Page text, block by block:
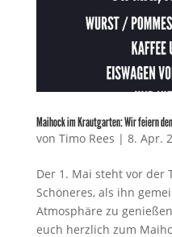
Maihock im Krautgarten: Wir feiern
von Timo Rees | 8. Apr.
Der 1. Mai steht vor der
Schöneres, als ihn
Atmosphäre zu
euch herzlich zum